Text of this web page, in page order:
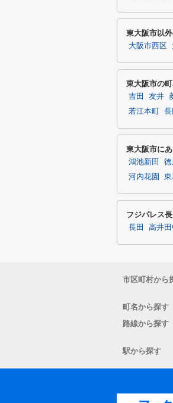
東大阪市以
大阪市西区
東大阪市の
吉田 友井
若江本町
長
東大阪市に
鴻池新田
河内花園
東
フジパレス
長田 高井
市区町村から
町名から探す
路線から探す
駅から探す